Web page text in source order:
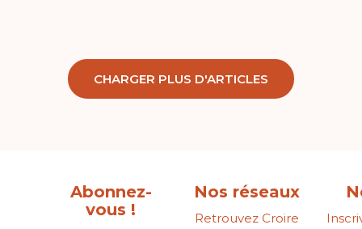
CHARGER PLUS D'ARTICLES
Abonnez-
vous !
Nos réseaux
Retrouvez Croire